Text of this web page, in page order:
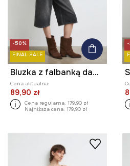
-50%
FINAL SALE
Bluzka z falbanką damska z haftami
Cena aktualna:
89,90 zł
Cena regularna: 179,90 zł
Najniższa cena: 179,90 zł